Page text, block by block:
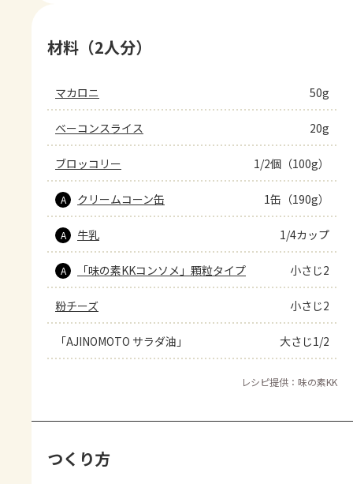
材料（2人分）
マカロニ 50g
ベーコンスライス 20g
ブロッコリー 1/2個（100g）
A クリームコーン缶 1缶（190g）
A 牛乳 1/4カップ
A 「味の素KKコンソメ」顆粒タイプ 小さじ2
粉チーズ 小さじ2
「AJINOMOTO サラダ油」 大さじ1/2
レシピ提供：味の素KK
つくり方